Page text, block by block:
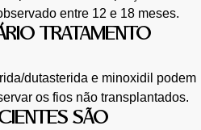
entre 12 e 18 meses.
TRATAMENTO
dutasterida e minoxidil podem
os fios não transplantados.
SÃO